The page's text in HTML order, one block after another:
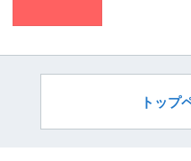
トップ